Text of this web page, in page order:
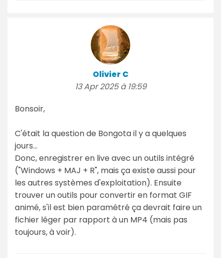
Olivier C
13 Apr 2025 à 19:59
Bonsoir,
C'était la question de Bongota il y a quelques
jours...
Donc, enregistrer en live avec un outils intégré
("Windows + MAJ + R", mais ça existe aussi pour
les autres systèmes d'exploitation). Ensuite
trouver un outils pour convertir en format GIF
animé, s'il est bien paramétré ça devrait faire un
fichier léger par rapport à un MP4 (mais pas
toujours, à voir).